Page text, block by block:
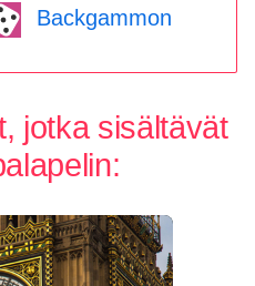
Backgammon
jotka sisältävät